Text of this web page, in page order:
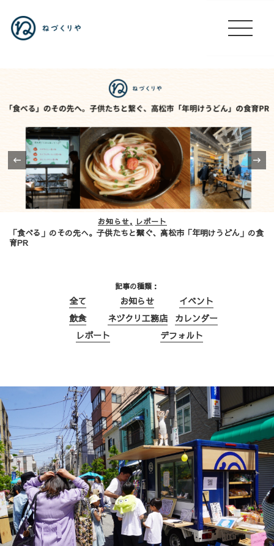
お知らせ レポート
「食べる」のその先へ。子供たちと繋ぐ、高松市「年明けうどん」の食
育PR
‹
記事の種類
全て お知らせ
イベント
飲食
ネヅクリ工務店
カレンダー
レポート
デフォルト